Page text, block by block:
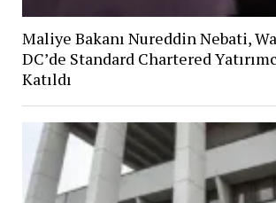
Maliye Bakanı Nureddin Nebati,
DC’de Standard Chartered
Katıldı